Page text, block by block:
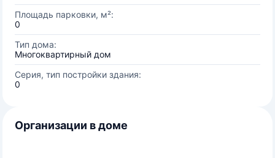
Площадь парковки, м²:
0
Тип дома:
Многоквартирный дом
Серия, тип постройки здания:
0
Организации в доме